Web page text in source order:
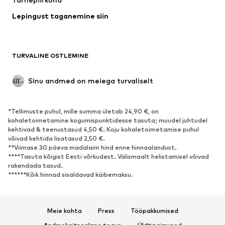
Pesu
Mantlid
Sündmused
Eksklusiivne
JALANÕUD
Uus
Trendikas
Vabaaja jalanõud
Pahkluusaapad
Kontsasaapad ja -kingad
Sandaalid
Poolsaapad
Lepingust taganemine siin
TURVALINE OSTLEMINE
Sinu andmed on meiega turvaliselt
*Tellimuste puhul, mille summa ületab 24,90 €, on
kohaletoimetamine kogumispunktidesse tasuta; muudel juhtudel
kehtivad & teenustasud 4,50 €. Koju kohaletoimetamise puhul
võivad kehtida lisatasud 2,50 €.
**Viimase 30 päeva madalaim hind enne hinnaalandust.
****Tasuta kõigist Eesti võrkudest. Välismaalt helistamisel võivad
rakendada tasud.
******Kõik hinnad sisaldavad käibemaksu.
Meie kohta Press
Tööpakkumised